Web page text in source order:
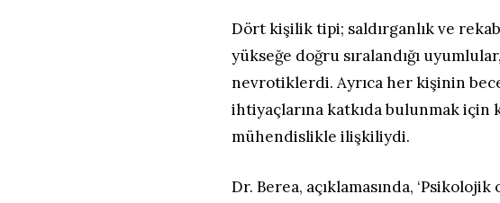
Dört kişilik tipi; saldırganlık ve
yükseğe doğru sıralandığı
nevrotiklerdi. Ayrıca her kişinin
ihtiyaçlarına katkıda bulunmak için
mühendislikle ilişkiliydi.
Dr. Berea, açıklamasında,